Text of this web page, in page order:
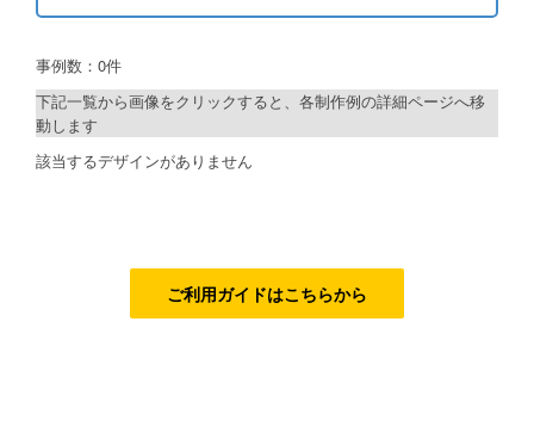
キャンセルについて
FAQ（よくあるご質問）
お見積り・お問合せ
制作プランで探す
シルバーコース
事例数：0件
下記一覧から画像をクリックすると、各制作例の詳細ページへ移
動します
該当するデザインがありません
ご利用ガイドはこちらから